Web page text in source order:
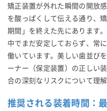
矯正装置が外れた瞬間の開放
を酸っぱくして伝える通り、
期間」を終えた先にあります
中でまだ安定しておらず、常
働いています。美しい歯並び
ーナー（保定装置）の正しい
合の深刻なリスクについて理
推奨される装着時間：